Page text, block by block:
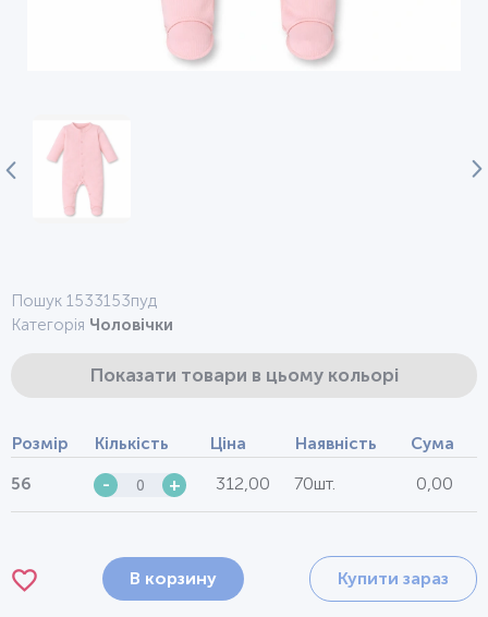
Пошук 1533153пуд
Категорія Чоловічки
Показати товари в цьому кольорі
Розмір Кількість Ціна Наявність Сума
56 - + 312,00 70шт. 0,00
В корзину Купити зараз